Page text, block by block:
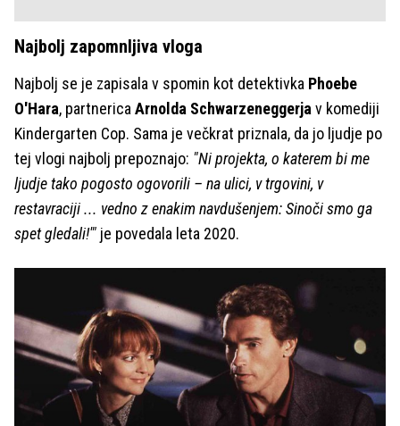
Najbolj zapomnljiva vloga
Najbolj se je zapisala v spomin kot detektivka Phoebe
O'Hara, partnericaArnolda Schwarzeneggerjav komediji
Kindergarten Cop. Sama je večkrat priznala, da jo ljudje po
tej vlogi najbolj prepoznajo: "Ni projekta, o katerem bi me
ljudje tako pogosto ogovorili – na ulici, v trgovini, v
restavraciji ... vedno z enakim navdušenjem: Sinoči smo ga
spet gledali!'" je povedala leta 2020.